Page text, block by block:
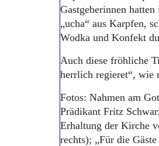
Gastgeberinnen
„ucha“ aus Karpfen,
Wodka und Konfekt
Auch diese fröhliche
herrlich regieret“, wie
Fotos: Nahmen am
Prädikant Fritz
Erhaltung der Kirche
rechts); „Für die